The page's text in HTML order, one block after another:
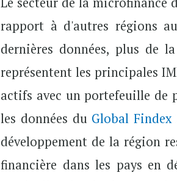
rapport à d'autres régions
dernières données, plus de
représentent les principales
actifs avec un portefeuille de
les données du Global Findex
développement de la région
financière dans les pays en